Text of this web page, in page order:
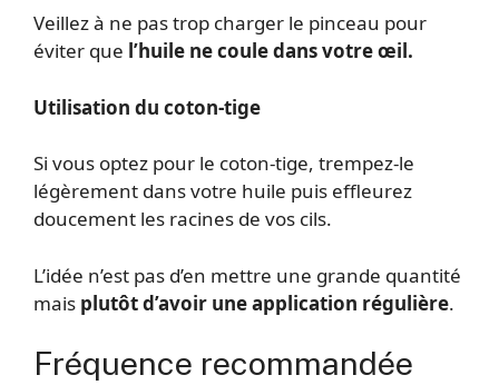
Veillez à ne pas trop charger le pinceau pour
éviter que l’huile ne coule dans votre œil.
Utilisation du coton-tige
Si vous optez pour le coton-tige, trempez-le
légèrement dans votre huile puis effleurez
doucement les racines de vos cils.
L’idée n’est pas d’en mettre une grande quantité
mais plutôt d’avoir une application régulière.
Fréquence recommandée